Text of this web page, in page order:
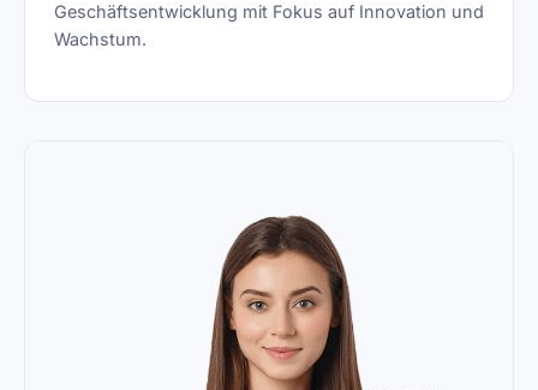
Geschäftsentwicklung mit Fokus auf Innovation und
Wachstum.